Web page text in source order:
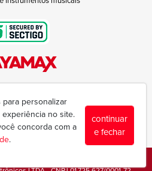
3377-6600
das 8:00 às 18:00
para personalizar
no site.
concorda com a
.
continuar
e fechar